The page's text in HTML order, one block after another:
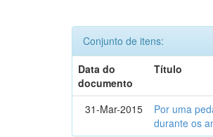
Conjunto de itens:
Data do
documento
Título
31-Mar-2015
Por uma
durante os